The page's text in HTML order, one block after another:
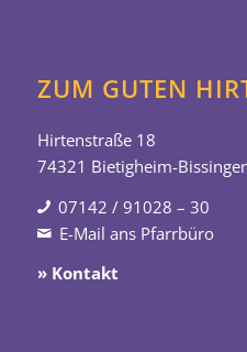
ZUM GUTEN
Hirtenstraße 18
74321 Bietigheim-
07142 / 91028 – 30
E-Mail ans Pfarrbüro
» Kontakt